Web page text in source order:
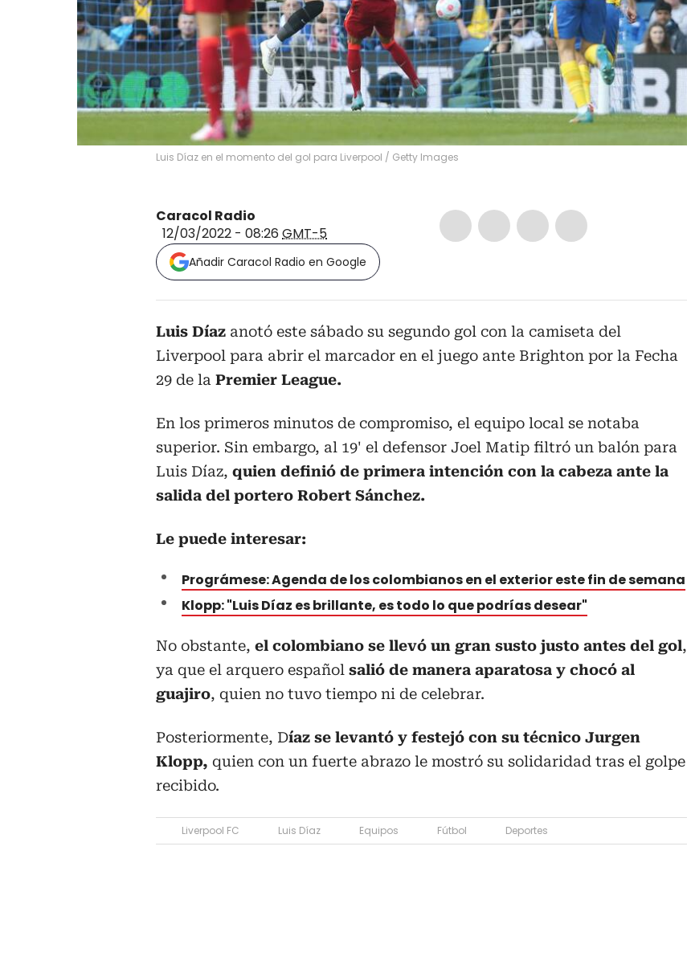
Luis Díaz en el momento del gol para Liverpool / Getty Images
Caracol Radio
12/03/2022 - 08:26 GMT-5
Añadir Caracol Radio en Google
Luis Díaz anotó este sábado su segundo gol con la camiseta del
Liverpool para abrir el marcador en el juego ante Brighton por la Fecha
29 de la Premier League.
En los primeros minutos de compromiso, el equipo local se notaba
superior. Sin embargo, al 19' el defensor Joel Matip filtró un balón para
Luis Díaz, quien definió de primera intención con la cabeza ante la
salida del portero Robert Sánchez.
Le puede interesar:
Prográmese: Agenda de los colombianos en el exterior este fin de semana
Klopp: "Luis Díaz es brillante, es todo lo que podrías desear"
No obstante, el colombiano se llevó un gran susto justo antes del gol,
ya que el arquero español salió de manera aparatosa y chocó al
guajiro, quien no tuvo tiempo ni de celebrar.
Posteriormente, Díaz se levantó y festejó con su técnico Jurgen
Klopp, quien con un fuerte abrazo le mostró su solidaridad tras el golpe
recibido.
Liverpool FC Luis Díaz Equipos Fútbol Deportes